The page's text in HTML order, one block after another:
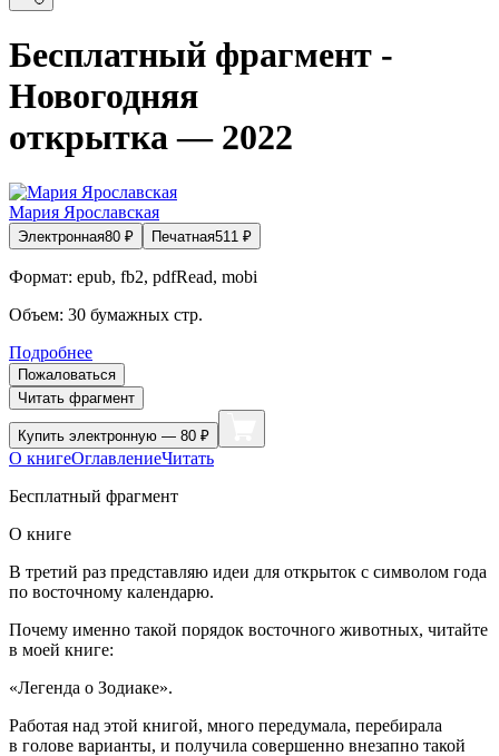
Бесплатный фрагмент -
Новогодняя
открытка — 2022
Мария Ярославская
Электронная80 ₽ Печатная511 ₽
Формат: epub, fb2, pdfRead, mobi
Объем: 30 бумажных стр.
Подробнее
Пожаловаться
Читать фрагмент
Купить электронную — 80 ₽
О книгеОглавлениеЧитать
Бесплатный фрагмент
О книге
В третий раз представляю идеи для открыток с символом года
по восточному календарю.
Почему именно такой порядок восточного животных, читайте
в моей книге:
«Легенда о Зодиаке».
Работая над этой книгой, много передумала, перебирала
в голове варианты, и получила совершенно внезапно такой